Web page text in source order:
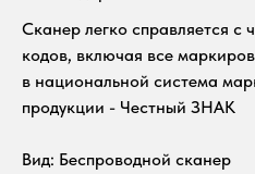
Сканер легко справляется с
кодов, включая все
в национальной система
продукции - Честный ЗНАК
Вид: Беспроводной сканер